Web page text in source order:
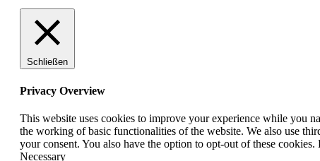
Schließen
Privacy Overview
This website uses cookies to improve your experience while you
the working of basic functionalities of the website. We also use
your consent. You also have the option to opt-out of these
Necessary